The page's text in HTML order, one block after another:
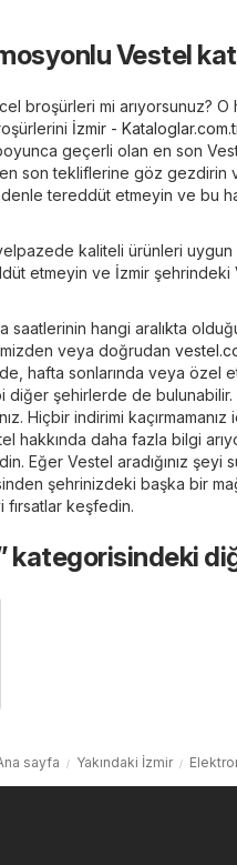
Vestel
broşürleri mi arıyorsunuz?
İzmir -
geçerli olan en son
son tekliflerine göz gezdirin
tereddüt etmeyin ve bu
kaliteli ürünleri
etmeyin ve İzmir
saatlerinin hangi aralıkta
veya doğrudan
hafta sonlarında veya
diğer şehirlerde de
Hiçbir indirimi
hakkında daha fazla bilgi
Eğer Vestel aradığınız
şehrinizdeki başka bir
fırsatlar keşfedin.
kategorisindeki
sayfa Yakındaki İzmir